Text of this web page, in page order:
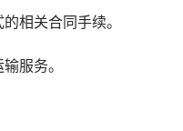
相关合同手续。
服务。